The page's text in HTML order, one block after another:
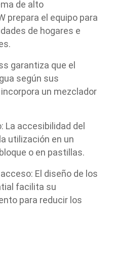
de alto
prepara el equipo para
de hogares e
garantiza que el
según sus
un mezclador
La accesibilidad del
utilización en un
o en pastillas.
El diseño de los
facilita su
para reducir los